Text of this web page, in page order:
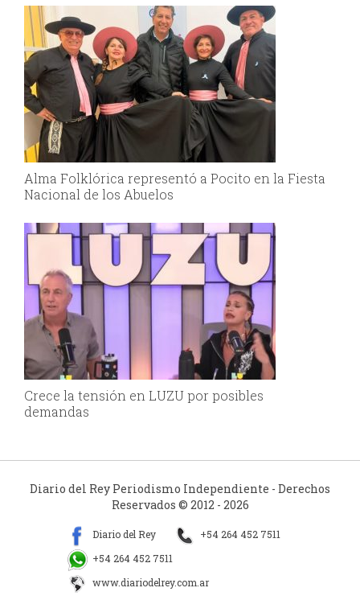
Alma Folklórica representó a Pocito en la Fiesta
Nacional de los Abuelos
Crece la tensión en LUZU por posibles
demandas
Diario del Rey Periodismo Independiente - Derechos
Reservados © 2012 - 2026
Diario del Rey
+54 264 452 7511
+54 264 452 7511
www.diariodelrey.com.ar